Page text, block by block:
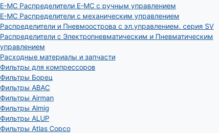
E-MC Распределители E-MC с ручным управлением
E-MC Распределители с механическим управлением
Распределители и Пневмоострова с эл.управлением. серия SV
Распределители с Электропневматическим и Пневматическим
управлением
Расходные материалы и запчасти
Фильтры для компрессоров
Фильтры Борец
Фильтры ABAC
Фильтры Airman
Фильтры Almig
Фильтры ALUP
Фильтры Atlas Copco